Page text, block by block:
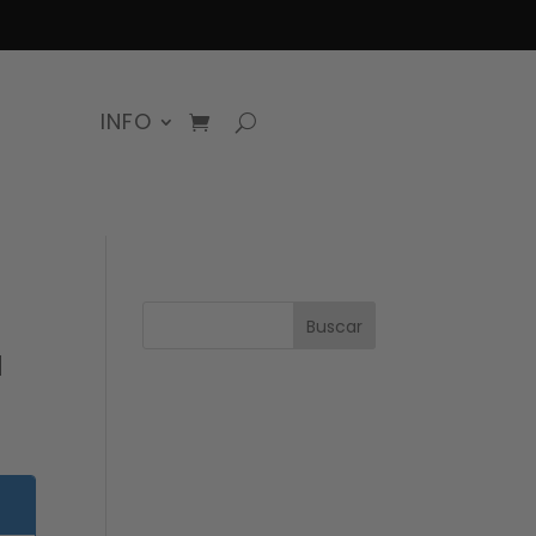
INFO
Buscar